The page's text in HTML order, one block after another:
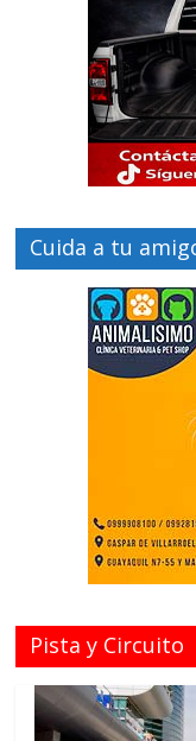
Cuida a tu
Pista y Circuito